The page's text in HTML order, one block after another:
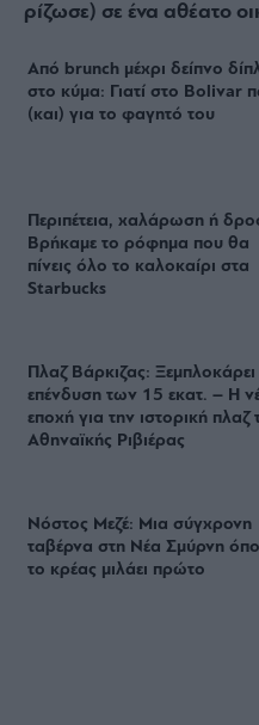
ρίζωσε) σε ένα αθέατο
Από brunch μέχρι δείπνο
στο κύμα: Γιατί στο Bolivar
(και) για το φαγητό του
Περιπέτεια, χαλάρωση ή
Βρήκαμε το ρόφημα που θα
πίνεις όλο το καλοκαίρι στα
Starbucks
Πλαζ Βάρκιζας: Ξεμπλοκάρει
επένδυση των 15 εκατ. – Η
εποχή για την ιστορική πλαζ
Αθηναϊκής Ριβιέρας
Νόστος Μεζέ: Μια σύγχρονη
ταβέρνα στη Νέα Σμύρνη
το κρέας μιλάει πρώτο